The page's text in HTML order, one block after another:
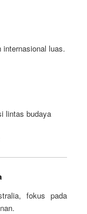
internasional luas.
lintas budaya
fokus pada